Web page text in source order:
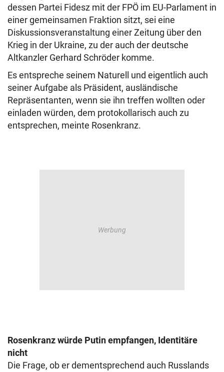
dessen Partei Fidesz mit der FPÖ im EU-Parlament in
einer gemeinsamen Fraktion sitzt, sei eine
Diskussionsveranstaltung einer Zeitung über den
Krieg in der Ukraine, zu der auch der deutsche
Altkanzler Gerhard Schröder komme.
Es entspreche seinem Naturell und eigentlich auch
seiner Aufgabe als Präsident, ausländische
Repräsentanten, wenn sie ihn treffen wollten oder
einladen würden, dem protokollarisch auch zu
entsprechen, meinte Rosenkranz.
Rosenkranz würde Putin empfangen, Identitäre
nicht
Die Frage, ob er dementsprechend auch Russlands